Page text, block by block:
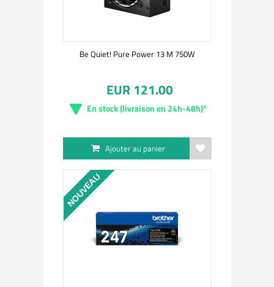
Be Quiet! Pure Power 13 M 750W
EUR 121.00
En stock (livraison en 24h-48h)*
Ajouter au panier
NOUVEAU